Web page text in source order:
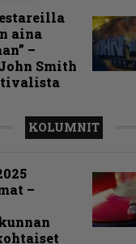
aina
–
Smith
KOLUMNIT
–